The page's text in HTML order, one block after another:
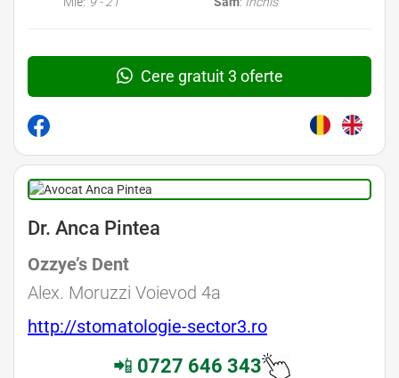
Cere gratuit 3 oferte
Dr. Anca Pintea
Ozzye’s Dent
Alex. Moruzzi Voievod 4a
http://stomatologie-sector3.ro
📲 0727 646 343